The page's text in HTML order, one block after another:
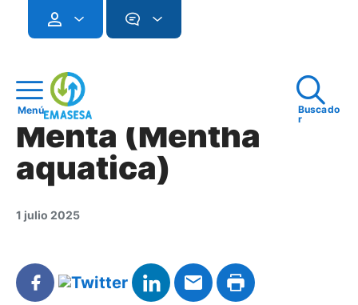
Menú
Buscado
r
Menta (Mentha
aquatica)
1 julio 2025